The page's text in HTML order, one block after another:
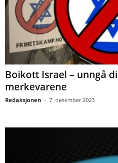
Boikott Israel – unngå
merkevarene
Redaksjonen - 7. desember 2023